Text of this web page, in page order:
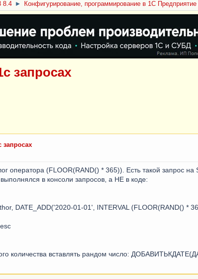
8.4 ► Конфигурирование, программирование в 1С Предприятие
запросах
запросах
оператора (FLOOR(RAND() * 365)). Есть такой запрос
в консоли запросов, а НЕ в коде:
DATE_ADD('2020-01-01', INTERVAL (FLOOR(RAND() *
количества вставлять рандом число: